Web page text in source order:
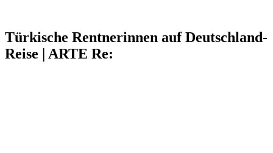
Türkische Rentnerinnen auf Deutschland-
Reise | ARTE Re: